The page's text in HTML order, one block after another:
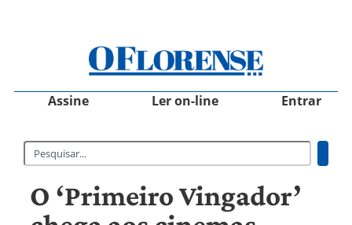
Assine Ler on-line Entrar
O ‘Primeiro Vingador’